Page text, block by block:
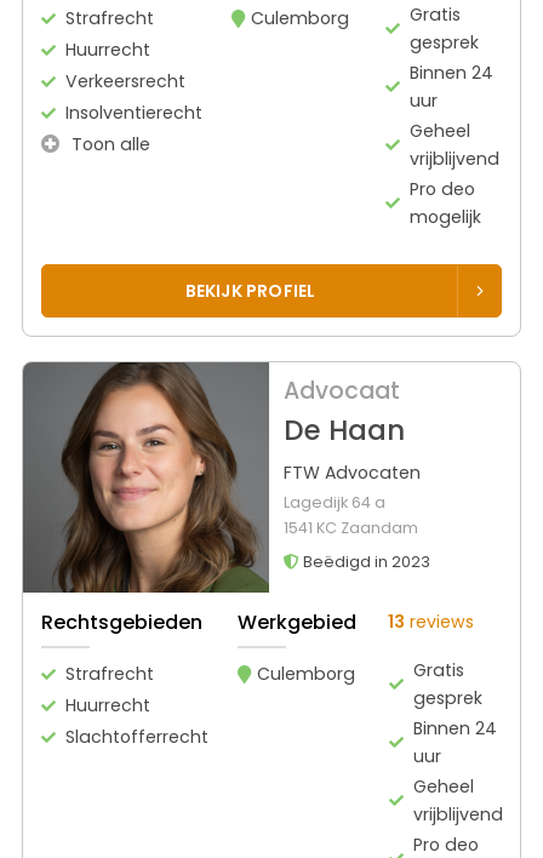
Strafrecht
Huurrecht
Verkeersrecht
Insolventierecht
Toon alle
Culemborg
Gratis
gesprek
Binnen 24
uur
Geheel
vrijblijvend
Pro deo
mogelijk
BEKIJK PROFIEL
Advocaat
De Haan
FTW Advocaten
Lagedijk 64 a
1541 KC Zaandam
Beëdigd in 2023
Rechtsgebieden
Strafrecht
Huurrecht
Slachtofferrecht
Werkgebied
Culemborg
13 reviews
Gratis
gesprek
Binnen 24
uur
Geheel
vrijblijvend
Pro deo